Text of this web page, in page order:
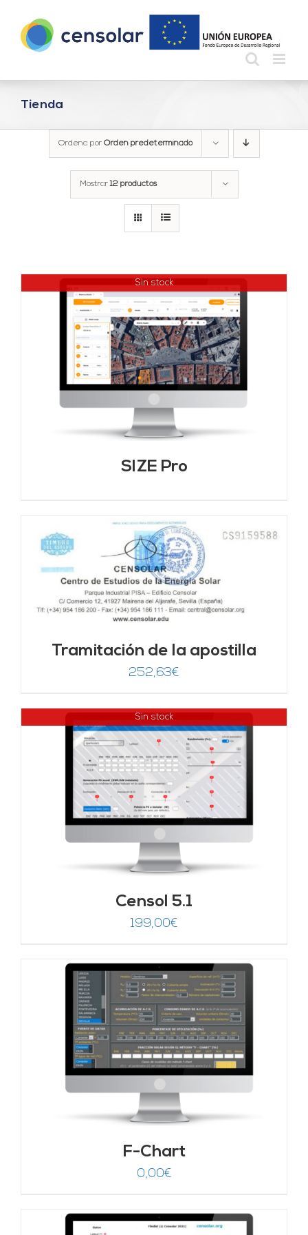
contenido
Tienda
Ordena por Orden predeterminado
Mostrar12 productos
Sin stock
SIZE Pro
Tramitación de la apostilla
252,63€
Sin stock
Censol 5.1
199,00€
F-Chart
0,00€